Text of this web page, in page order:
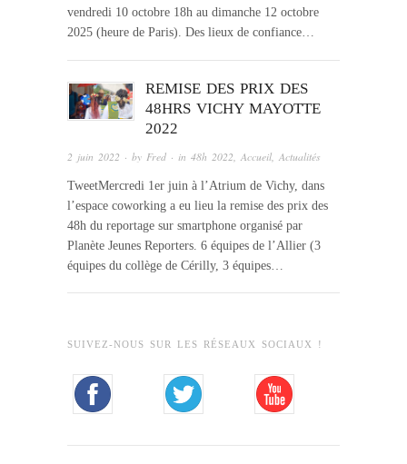
vendredi 10 octobre 18h au dimanche 12 octobre
2025 (heure de Paris). Des lieux de confiance…
REMISE DES PRIX DES
48HRS VICHY MAYOTTE
2022
2 juin 2022 · by Fred · in 48h 2022 Accueil Actualités
TweetMercredi 1er juin à l’Atrium de Vichy, dans
l’espace coworking a eu lieu la remise des prix des
48h du reportage sur smartphone organisé par
Planète Jeunes Reporters. 6 équipes de l’Allier (3
équipes du collège de Cérilly, 3 équipes…
SUIVEZ-NOUS SUR LES RÉSEAUX SOCIAUX !